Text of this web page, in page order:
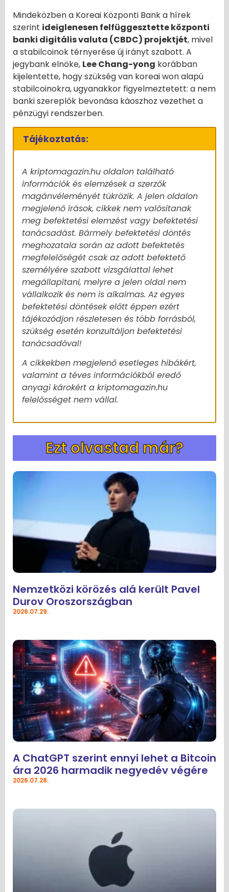
Mindeközben a Koreai Központi Bank a hírek
szerint ideiglenesen felfüggesztette központi
banki digitális valuta (CBDC) projektjét, mivel
a stabilcoinok térnyerése új irányt szabott. A
jegybank elnöke, Lee Chang-yong korábban
kijelentette, hogy szükség van koreai won alapú
stabilcoinokra, ugyanakkor figyelmeztetett: a nem
banki szereplők bevonása káoszhoz vezethet a
pénzügyi rendszerben.
Tájékoztatás:
A kriptomagazin.hu oldalon található
információk és elemzések a szerzők
magánvéleményét tükrözik. A jelen oldalon
megjelenő írások, cikkek nem valósítanak
meg befektetési elemzést vagy befektetési
tanácsadást. Bármely befektetési döntés
meghozatala során az adott befektetés
megfelelőségét csak az adott befektető
személyére szabott vizsgálattal lehet
megállapítani, melyre a jelen oldal nem
vállalkozik és nem is alkalmas. Az egyes
befektetési döntések előtt éppen ezért
tájékozódjon részletesen és több forrásból,
szükség esetén konzultáljon befektetési
tanácsadóval!
A cikkekben megjelenő esetleges hibákért,
valamint a téves információkból eredő
anyagi károkért a kriptomagazin.hu
felelősséget nem vállal.
Ezt olvastad már?
Nemzetközi körözés alá került Pavel
Durov Oroszországban
2026.07.29.
A ChatGPT szerint ennyi lehet a Bitcoin
ára 2026 harmadik negyedév végére
2026.07.28.